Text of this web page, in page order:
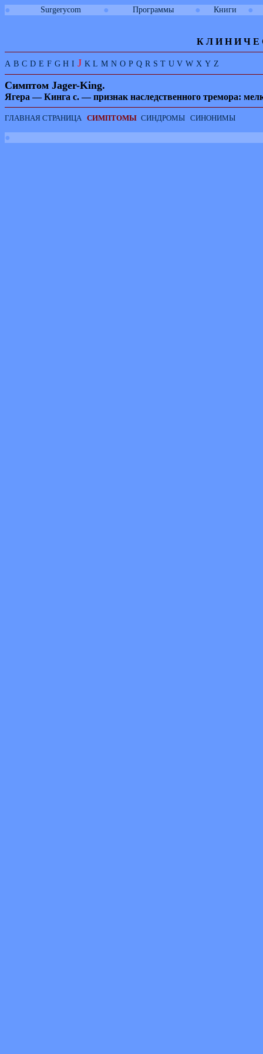
● Surgerycom ● Программы ● Книги ●
К Л И Н И Ч Е
A B C D E F G H I J K L M N O P Q R S T U V W X Y Z
Симптом Jager-King.
Ягера — Кинга с. — признак наследственного тремора:
ГЛАВНАЯ СТРАНИЦА СИМПТОМЫ СИНДРОМЫ СИНОНИМЫ
●